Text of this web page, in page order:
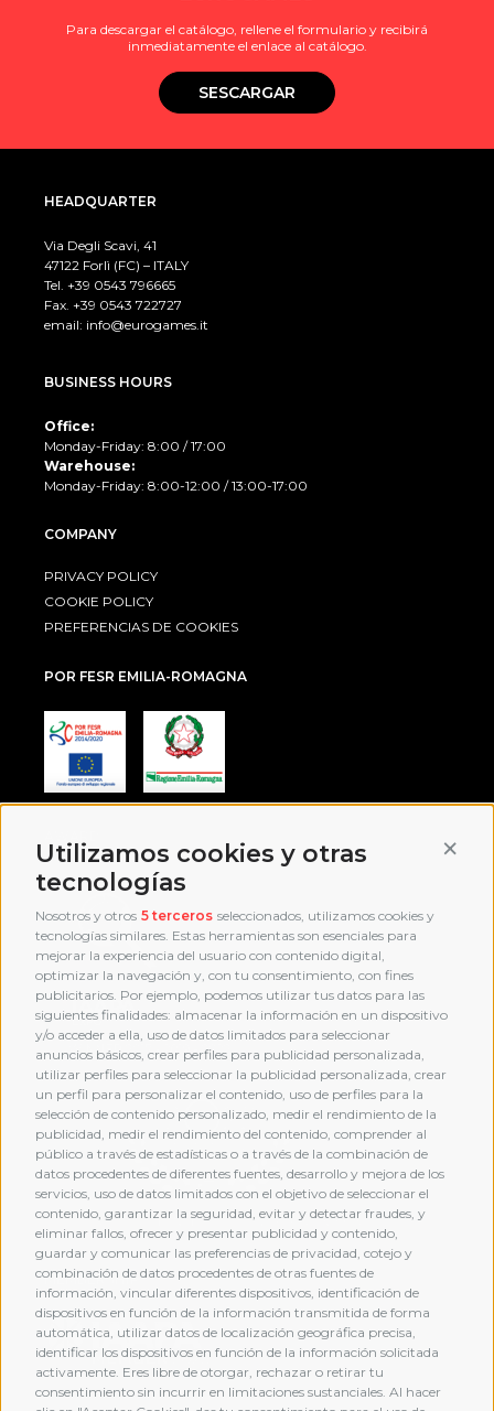
Utilizamos cookies y otras
tecnologías
Nosotros y otros 5 terceros seleccionados, utilizamos cookies y
tecnologías similares. Estas herramientas son esenciales para
mejorar la experiencia del usuario con contenido digital,
optimizar la navegación y, con tu consentimiento, con fines
publicitarios. Por ejemplo, podemos utilizar tus datos para las
siguientes finalidades: almacenar la información en un dispositivo
y/o acceder a ella, uso de datos limitados para seleccionar
anuncios básicos, crear perfiles para publicidad personalizada,
utilizar perfiles para seleccionar la publicidad personalizada, crear
un perfil para personalizar el contenido, uso de perfiles para la
selección de contenido personalizado, medir el rendimiento de la
publicidad, medir el rendimiento del contenido, comprender al
público a través de estadísticas o a través de la combinación de
datos procedentes de diferentes fuentes, desarrollo y mejora de los
servicios, uso de datos limitados con el objetivo de seleccionar el
contenido, garantizar la seguridad, evitar y detectar fraudes, y
eliminar fallos, ofrecer y presentar publicidad y contenido,
guardar y comunicar las preferencias de privacidad, cotejo y
combinación de datos procedentes de otras fuentes de
información, vincular diferentes dispositivos, identificación de
dispositivos en función de la información transmitida de forma
automática, utilizar datos de localización geográfica precisa,
identificar los dispositivos en función de la información solicitada
activamente. Eres libre de otorgar, rechazar o retirar tu
consentimiento sin incurrir en limitaciones sustanciales. Al hacer
Para descargar el catálogo, rellene el formulario y recibirá
inmediatamente el enlace al catálogo.
SESCARGAR
HEADQUARTER
Via Degli Scavi, 41
47122 Forlì (FC) – ITALY
Tel. +39 0543 796665
Fax. +39 0543 722727
email: info@eurogames.it
BUSINESS HOURS
Office:
Monday-Friday: 8:00 / 17:00
Warehouse:
Monday-Friday: 8:00-12:00 / 13:00-17:00
COMPANY
PRIVACY POLICY
COOKIE POLICY
PREFERENCIAS DE COOKIES
POR FESR EMILIA-ROMAGNA
MEMBERSHIP